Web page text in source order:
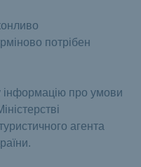
потрібен
про умови
агента